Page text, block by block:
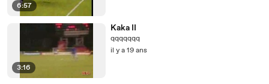
6:57
3:16
Kaka II
qqqqqqq
il y a 19 ans